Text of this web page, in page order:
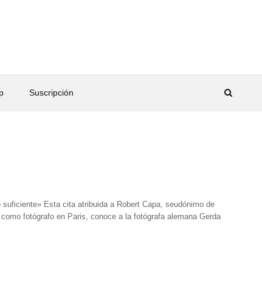
Suscripción
Esta cita atribuida a Robert Capa, seudónimo de
fotógrafo en Paris, conoce a la fotógrafa alemana Gerda